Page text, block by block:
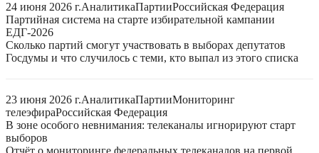
24 июня 2026 г.АналитикаПартииРоссийская Федерация
Партийная система на старте избирательной кампании
ЕДГ-2026
Сколько партий смогут участвовать в выборах депутатов
Госдумы и что случилось с теми, кто выпал из этого списка
23 июня 2026 г.АналитикаПартииМониторинг
телеэфираРоссийская Федерация
В зоне особого невнимания: телеканалы игнорируют старт
выборов
Отчёт о мониторинге федеральных телеканалов на первой